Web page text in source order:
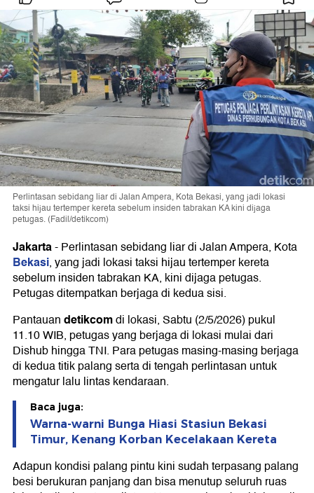
Perlintasan sebidang liar di Jalan Ampera, Kota Bekasi, yang jadi lokasi
taksi hijau tertemper kereta sebelum insiden tabrakan KA kini dijaga
petugas. (Fadil/detikcom)
Jakarta-Perlintasan sebidang liar di Jalan Ampera, Kota
Bekasi, yang jadi lokasi taksi hijau tertemper kereta
sebelum insiden tabrakan KA, kini dijaga petugas.
Petugas ditempatkan berjaga di kedua sisi.
Pantauandetikcomdi lokasi, Sabtu (2/5/2026) pukul
11.10 WIB, petugas yang berjaga di lokasi mulai dari
Dishub hingga TNI. Para petugas masing-masing berjaga
di kedua titik palang serta di tengah perlintasan untuk
mengatur lalu lintas kendaraan.
Baca juga:
Warna-warni Bunga Hiasi Stasiun Bekasi
Timur, Kenang Korban Kecelakaan Kereta
Adapun kondisi palang pintu kini sudah terpasang palang
besi berukuran panjang dan bisa menutup seluruh ruas